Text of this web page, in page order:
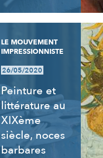
LE MOUVEMENT
IMPRESSIONNISTE
26/05/2020
Peinture et
littérature au
XIXème
siècle, noces
barbares